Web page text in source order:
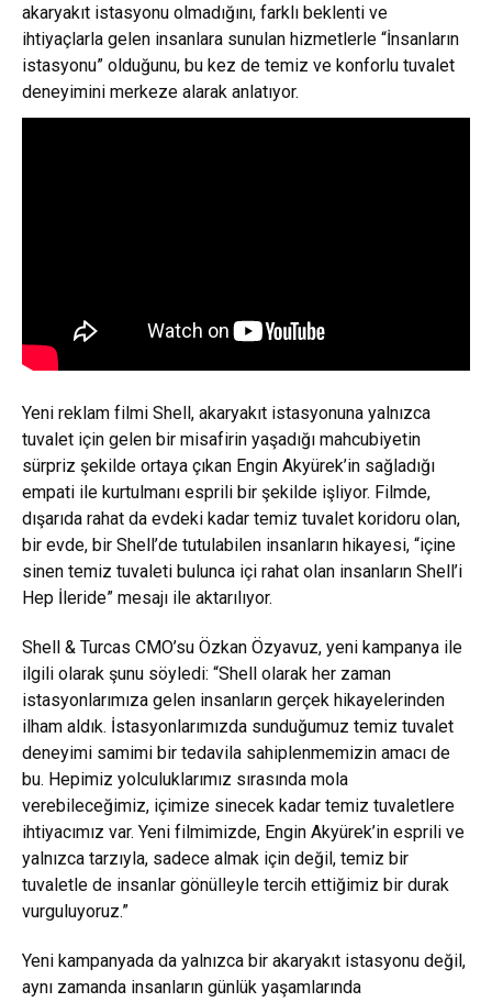
akaryakıt istasyonu olmadığını, farklı beklenti ve
ihtiyaçlarla gelen insanlara sunulan hizmetlerle “İnsanların
istasyonu” olduğunu, bu kez de temiz ve konforlu tuvalet
deneyimini merkeze alarak anlatıyor.
Yeni reklam filmi Shell, akaryakıt istasyonuna yalnızca
tuvalet için gelen bir misafirin yaşadığı mahcubiyetin
sürpriz şekilde ortaya çıkan Engin Akyürek’in sağladığı
empati ile kurtulmanı esprili bir şekilde işliyor. Filmde,
dışarıda rahat da evdeki kadar temiz tuvalet koridoru olan,
bir evde, bir Shell’de tutulabilen insanların hikayesi, “içine
sinen temiz tuvaleti bulunca içi rahat olan insanların Shell’i
Hep İleride” mesajı ile aktarılıyor.
Shell & Turcas CMO’su Özkan Özyavuz, yeni kampanya ile
ilgili olarak şunu söyledi: “Shell olarak her zaman
istasyonlarımıza gelen insanların gerçek hikayelerinden
ilham aldık. İstasyonlarımızda sunduğumuz temiz tuvalet
deneyimi samimi bir tedavila sahiplenmemizin amacı de
bu. Hepimiz yolculuklarımız sırasında mola
verebileceğimiz, içimize sinecek kadar temiz tuvaletlere
ihtiyacımız var. Yeni filmimizde, Engin Akyürek’in esprili ve
yalnızca tarzıyla, sadece almak için değil, temiz bir
tuvaletle de insanlar gönülleyle tercih ettiğimiz bir durak
vurguluyoruz.”
Yeni kampanyada da yalnızca bir akaryakıt istasyonu değil,
aynı zamanda insanların günlük yaşamlarında